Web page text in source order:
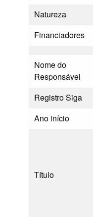
Natureza
Financiadores
Nome do
Responsável
Registro Siga
Ano início
Título